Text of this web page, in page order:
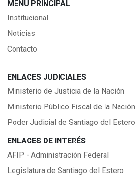
MENÚ PRINCIPAL
Institucional
Noticias
Contacto
ENLACES JUDICIALES
Ministerio de Justicia de la Nación
Ministerio Público Fiscal de la Nación
Poder Judicial de Santiago del Estero
ENLACES DE INTERÉS
AFIP - Administración Federal
Legislatura de Santiago del Estero